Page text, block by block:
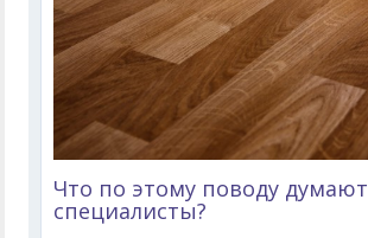
Что по этому поводу думают
специалисты?